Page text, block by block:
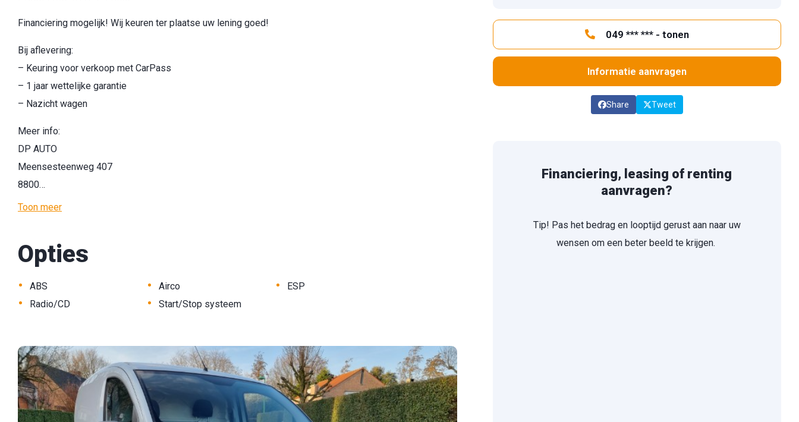
Financiering mogelijk! Wij keuren ter plaatse uw lening goed!
Bij aflevering:
– Keuring voor verkoop met CarPass
– 1 jaar wettelijke garantie
– Nazicht wagen
Meer info:
DP AUTO
Meensesteenweg 407
8800…
Toon meer
Opties
• ABS • Airco • ESP
• Radio/CD • Start/Stop systeem
049 *** *** - tonen
Informatie aanvragen
Share Tweet
Financiering, leasing of renting
aanvragen?
Tip! Pas het bedrag en looptijd gerust aan naar uw
wensen om een beter beeld te krijgen.